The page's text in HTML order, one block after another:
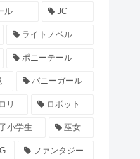
ル JC
ライトノベル
ポニーテール
バニーガール
リ ロボット
小学生 巫女
ファンタジー